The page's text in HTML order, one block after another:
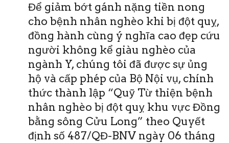
Để giảm bớt gánh nặng tiền nong
cho bệnh nhân nghèo khi bị đột quỵ,
đồng hành cùng ý nghĩa cao đẹp cứu
người không kể giàu nghèo của
ngành Y, chúng tôi đã được sự ủng
hộ và cấp phép của Bộ Nội vụ, chính
thức thành lập “Quỹ Từ thiện bệnh
nhân nghèo bị đột quỵ khu vực Đồng
bằng sông Cửu Long” theo Quyết
định số 487/QĐ-BNV ngày 06 tháng